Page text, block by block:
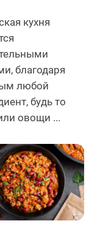
кухня
благодаря
любой
будь то
овощи ...